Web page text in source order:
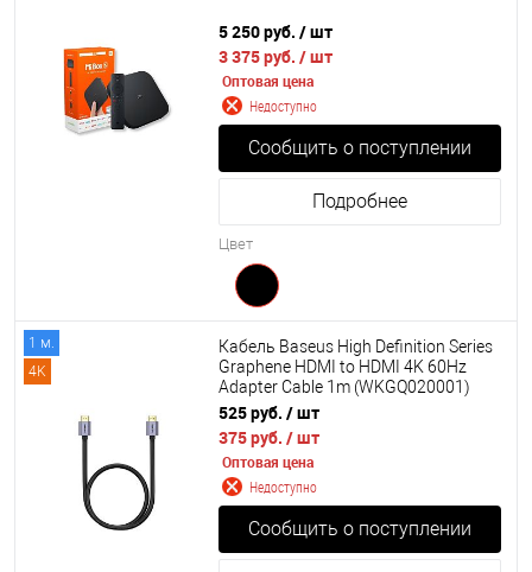
5 250 руб. / шт
3 375 руб. / шт
Оптовая цена
Недоступно
Сообщить о поступлении
Подробнее
Цвет
1 м.
4K
Кабель Baseus High Definition Series
Graphene HDMI to HDMI 4K 60Hz
Adapter Cable 1m (WKGQ020001)
525 руб. / шт
375 руб. / шт
Оптовая цена
Недоступно
Сообщить о поступлении